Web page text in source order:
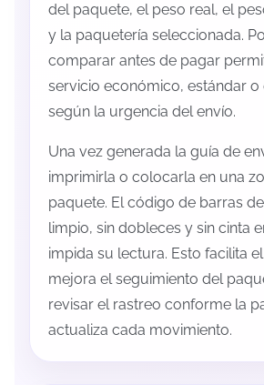
del paquete, el peso real, el
y la paquetería seleccionada.
comparar antes de pagar
servicio económico, estándar o
según la urgencia del envío.
Una vez generada la guía de
imprimirla o colocarla en una
paquete. El código de barras
limpio, sin dobleces y sin cinta
impida su lectura. Esto facilita
mejora el seguimiento del
revisar el rastreo conforme la
actualiza cada movimiento.